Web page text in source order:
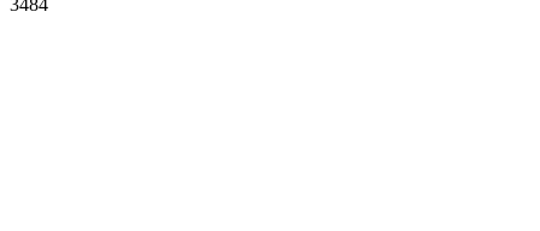
3484